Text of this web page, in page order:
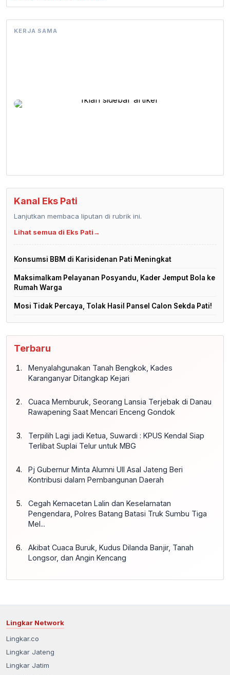
KERJA SAMA
Kanal Eks Pati
Lanjutkan membaca liputan di rubrik ini.
Lihat semua di Eks Pati→
Konsumsi BBM di Karisidenan Pati Meningkat
Maksimalkam Pelayanan Posyandu, Kader Jemput Bola ke
Rumah Warga
Mosi Tidak Percaya, Tolak Hasil Pansel Calon Sekda Pati!
Terbaru
Menyalahgunakan Tanah Bengkok, Kades
Karanganyar Ditangkap Kejari
Cuaca Memburuk, Seorang Lansia Terjebak di Danau
Rawapening Saat Mencari Enceng Gondok
Terpilih Lagi jadi Ketua, Suwardi : KPUS Kendal Siap
Terlibat Suplai Telur untuk MBG
Pj Gubernur Minta Alumni UII Asal Jateng Beri
Kontribusi dalam Pembangunan Daerah
Cegah Kemacetan Lalin dan Keselamatan
Pengendara, Polres Batang Batasi Truk Sumbu Tiga
Mel...
Akibat Cuaca Buruk, Kudus Dilanda Banjir, Tanah
Longsor, dan Angin Kencang
Lingkar Network
Lingkar.co
Lingkar Jateng
Lingkar Jatim